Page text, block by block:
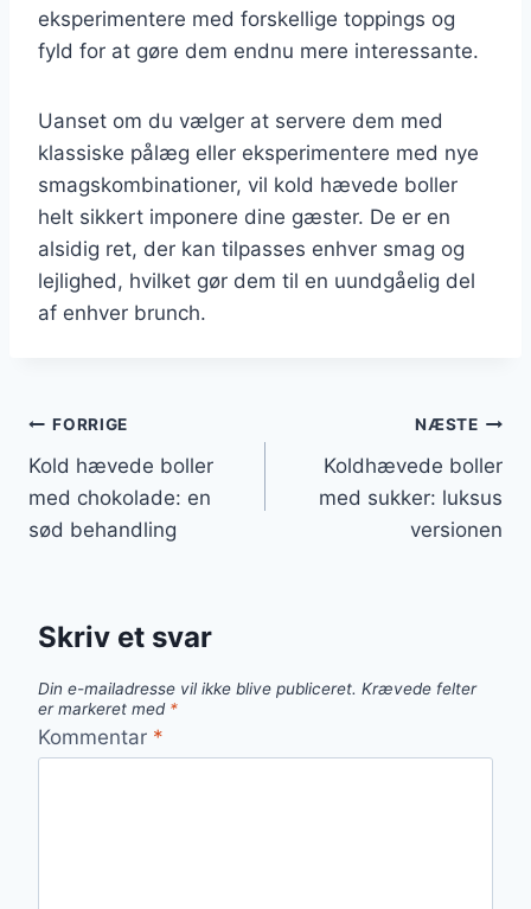
eksperimentere med forskellige toppings og
fyld for at gøre dem endnu mere interessante.
Uanset om du vælger at servere dem med
klassiske pålæg eller eksperimentere med nye
smagskombinationer, vil kold hævede boller
helt sikkert imponere dine gæster. De er en
alsidig ret, der kan tilpasses enhver smag og
lejlighed, hvilket gør dem til en uundgåelig del
af enhver brunch.
Indlægsnavigation
FORRIGE
Kold hævede boller
med chokolade: en
sød behandling
NÆSTE
Koldhævede boller
med sukker: luksus
versionen
Skriv et svar
Din e-mailadresse vil ikke blive publiceret. Krævede felter
er markeret med *
Kommentar *